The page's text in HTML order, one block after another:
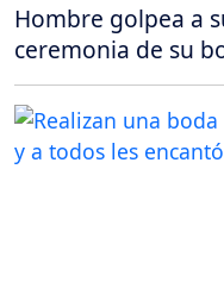
Hombre golpea a
ceremonia de su